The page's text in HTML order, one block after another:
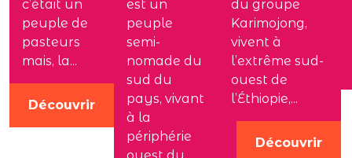
c’était un
peuple de
pasteurs
mais, la...
Découvrir
est un
peuple
semi-
nomade du
sud du
pays, vivant
à la
périphérie
du groupe
Karimojong,
vivent à
l’extrême sud-
ouest de
l’Éthiopie,...
Découvrir